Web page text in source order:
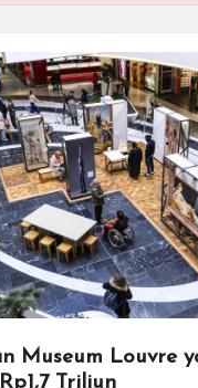
Museum Louvre
Triliun